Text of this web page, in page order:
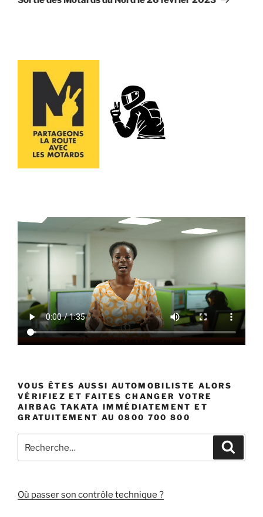
VOUS ÊTES AUSSI AUTOMOBILISTE ALORS
VÉRIFIEZ ET FAITES CHANGER VOTRE
AIRBAG TAKATA IMMÉDIATEMENT ET
GRATUITEMENT AU 0800 700 800
pour
Où passer son contrôle technique ?